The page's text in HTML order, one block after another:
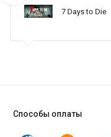
7 Days to Die
Способы оплаты